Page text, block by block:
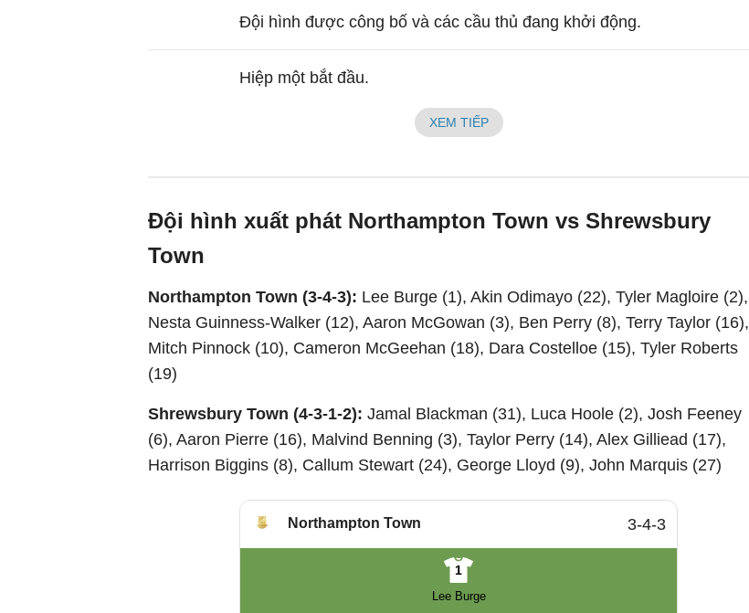
Đội hình được công bố và các cầu thủ đang khởi động.
Hiệp một bắt đầu.
XEM TIẾP
Đội hình xuất phát Northampton Town vs Shrewsbury
Town
Northampton Town (3-4-3): Lee Burge (1), Akin Odimayo (22), Tyler Magloire (2),
Nesta Guinness-Walker (12), Aaron McGowan (3), Ben Perry (8), Terry Taylor (16),
Mitch Pinnock (10), Cameron McGeehan (18), Dara Costelloe (15), Tyler Roberts
(19)
Shrewsbury Town (4-3-1-2): Jamal Blackman (31), Luca Hoole (2), Josh Feeney
(6), Aaron Pierre (16), Malvind Benning (3), Taylor Perry (14), Alex Gilliead (17),
Harrison Biggins (8), Callum Stewart (24), George Lloyd (9), John Marquis (27)
Northampton Town 3-4-3
1
Lee Burge